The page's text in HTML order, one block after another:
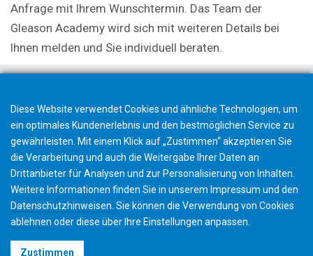
Anfrage mit Ihrem Wunschtermin. Das Team der
Gleason Academy wird sich mit weiteren Details bei
Ihnen melden und Sie individuell beraten.
Diese Website verwendet Cookies und ähnliche Technologien, um
ein optimales Kundenerlebnis und den bestmöglichen Service zu
gewährleisten. Mit einem Klick auf „Zustimmen“ akzeptieren Sie
die Verarbeitung und auch die Weitergabe Ihrer Daten an
Drittanbieter für Analysen und zur Personalisierung von Inhalten.
Weitere Informationen finden Sie in unserem Impressum und den
Datenschutzhinweisen . Sie können die Verwendung von Cookies
ablehnen oder diese über Ihre Einstellungen anpassen.
Zustimmen